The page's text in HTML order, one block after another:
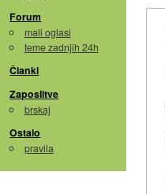
Forum
mali oglasi
teme zadnjih 24h
Članki
Zaposlitve
brskaj
Ostalo
pravila